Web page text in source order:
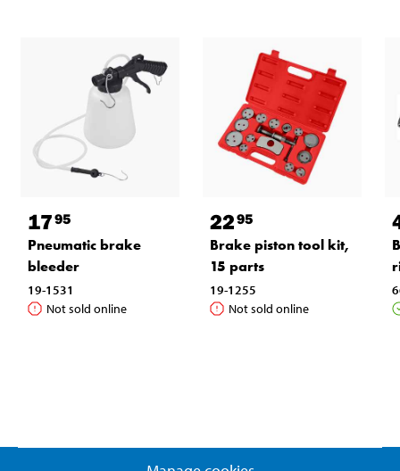
1795
Pneumatic brake
bleeder
19-1531
Not sold online
2295
Brake piston tool kit,
15 parts
19-1255
Not sold online